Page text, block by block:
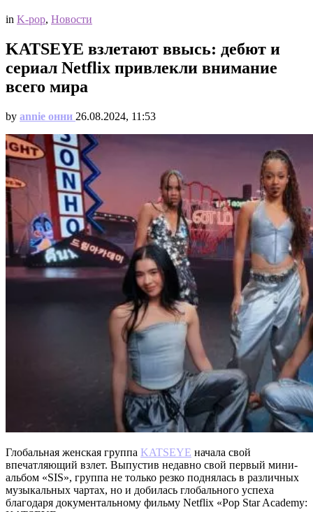
in K-pop, Новости
KATSEYE взлетают ввысь: дебют и
сериал Netflix привлекли внимание
всего мира
by annie онни 26.08.2024, 11:53
Глобальная женская группа KATSEYE начала свой
впечатляющий взлет. Выпустив недавно свой первый мини-
альбом «SIS», группа не только резко поднялась в различных
музыкальных чартах, но и добилась глобального успеха
благодаря документальному фильму Netflix «Pop Star Academy: